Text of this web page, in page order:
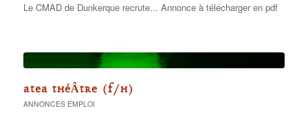
Le CMAD de Dunkerque recrute... Annonce à télécharger en pdf
ATEA THÉÂTRE (F/H)
ANNONCES EMPLOI